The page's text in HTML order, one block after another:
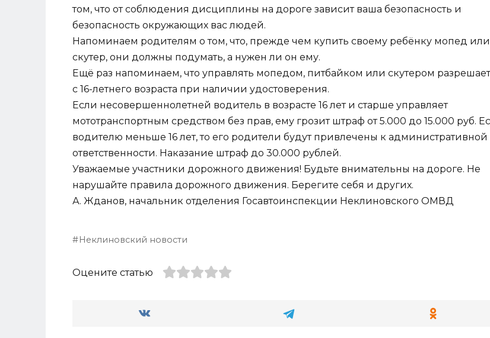
том, что от соблюдения дисциплины на дороге зависит ваша безопасность и
безопасность окружающих вас людей.
Напоминаем родителям о том, что, прежде чем купить своему ребёнку мопед или
скутер, они должны подумать, а нужен ли он ему.
Ещё раз напоминаем, что управлять мопедом, питбайком или скутером
с 16-летнего возраста при наличии удостоверения.
Если несовершеннолетней водитель в возрасте 16 лет и старше управляет
мототранспортным средством без прав, ему грозит штраф от 5.000 до 15.000 руб.
водителю меньше 16 лет, то его родители будут привлечены к административной
ответственности. Наказание штраф до 30.000 рублей.
Уважаемые участники дорожного движения! Будьте внимательны на дороге. Не
нарушайте правила дорожного движения. Берегите себя и других.
А. Жданов, начальник отделения Госавтоинспекции Неклиновского ОМВД
Неклиновский новости
Оцените статью